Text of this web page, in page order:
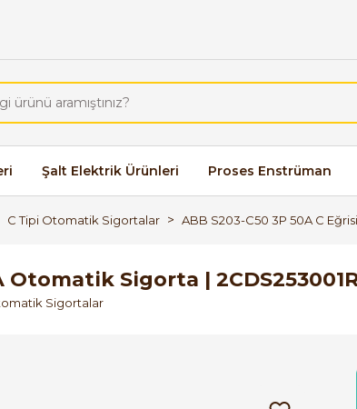
Şalt Elektrik Ürünleri Proses Enstrüman
C Tipi Otomatik Sigortalar ABB S203-C50 3P 50A C
Otomatik Sigorta |
Sigortalar